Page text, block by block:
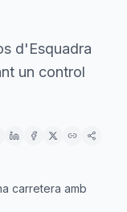
d'Esquadra
un control
carretera amb